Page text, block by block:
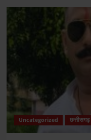
Uncategorized छत्तीसगढ़